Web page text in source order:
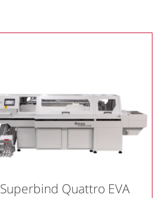
Superbind Quattro EVA